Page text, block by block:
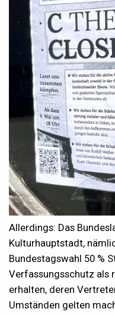
Allerdings: Das
Kulturhauptstadt,
Bundestagswahl 50 %
Verfassungsschutz als
erhalten, deren
Umständen gelten